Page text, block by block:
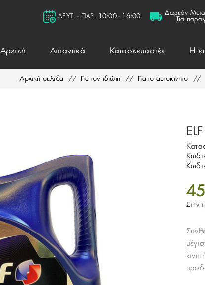
ΔΕΥΤ. - ΠΑΡ. 10:00 - 16:00
Δωρεάν
(Για
Aρχική Λιπαντικά Κατασκευαστές Η
Αρχική σελίδα / Για τον ιδιώτη / Για το αυτοκίνητο /
Στην